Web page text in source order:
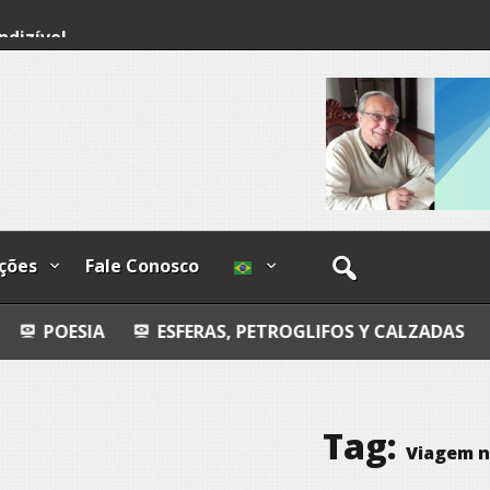
Fale Conosco
ESFERAS, PETROGLIFOS Y CALZADAS MANDALA
Tag: Viagem